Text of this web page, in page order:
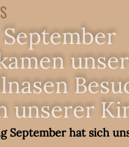
unserer
September hat sich